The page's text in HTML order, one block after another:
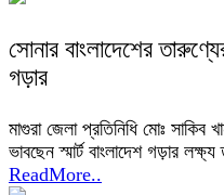
সোনার বাংলাদেশের
গড়ার
মাগুরা জেলা প্রতিনিধি মোঃ সাকিব
ভাবছেন স্মার্ট বাংলাদেশ গড়ার
ReadMore..